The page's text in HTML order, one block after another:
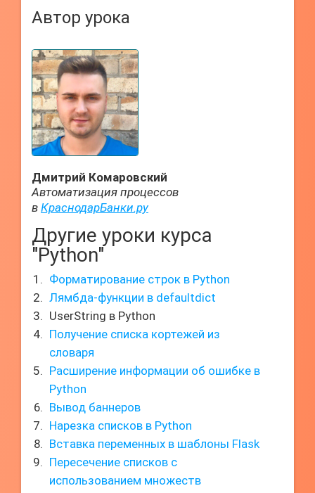
Автор урока
Дмитрий Комаровский
Автоматизация процессов
в КраснодарБанки.ру
Другие уроки курса
"Python"
Форматирование строк в Python
Лямбда-функции в defaultdict
UserString в Python
Получение списка кортежей из
словаря
Расширение информации об ошибке в
Python
Вывод баннеров
Нарезка списков в Python
Вставка переменных в шаблоны Flask
Пересечение списков с
использованием множеств